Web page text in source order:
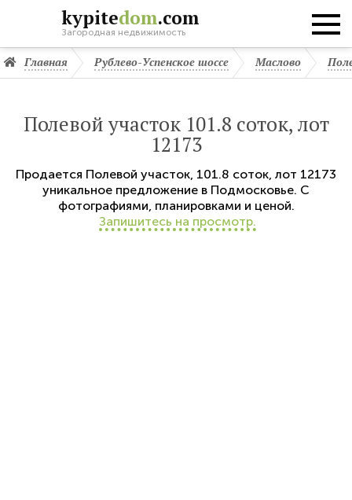
kypitedom.com
Загородная недвижимость
Главная Рублево-Успенское шоссе Маслово
Полевой участок 101.8 соток, лот
12173
Продается Полевой участок, 101.8 соток, лот 12173
уникальное предложение в Подмосковье. С
фотографиями, планировками и ценой.
Запишитесь на просмотр.